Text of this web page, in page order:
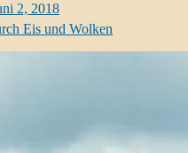
2, 2018
Eis und Wolken